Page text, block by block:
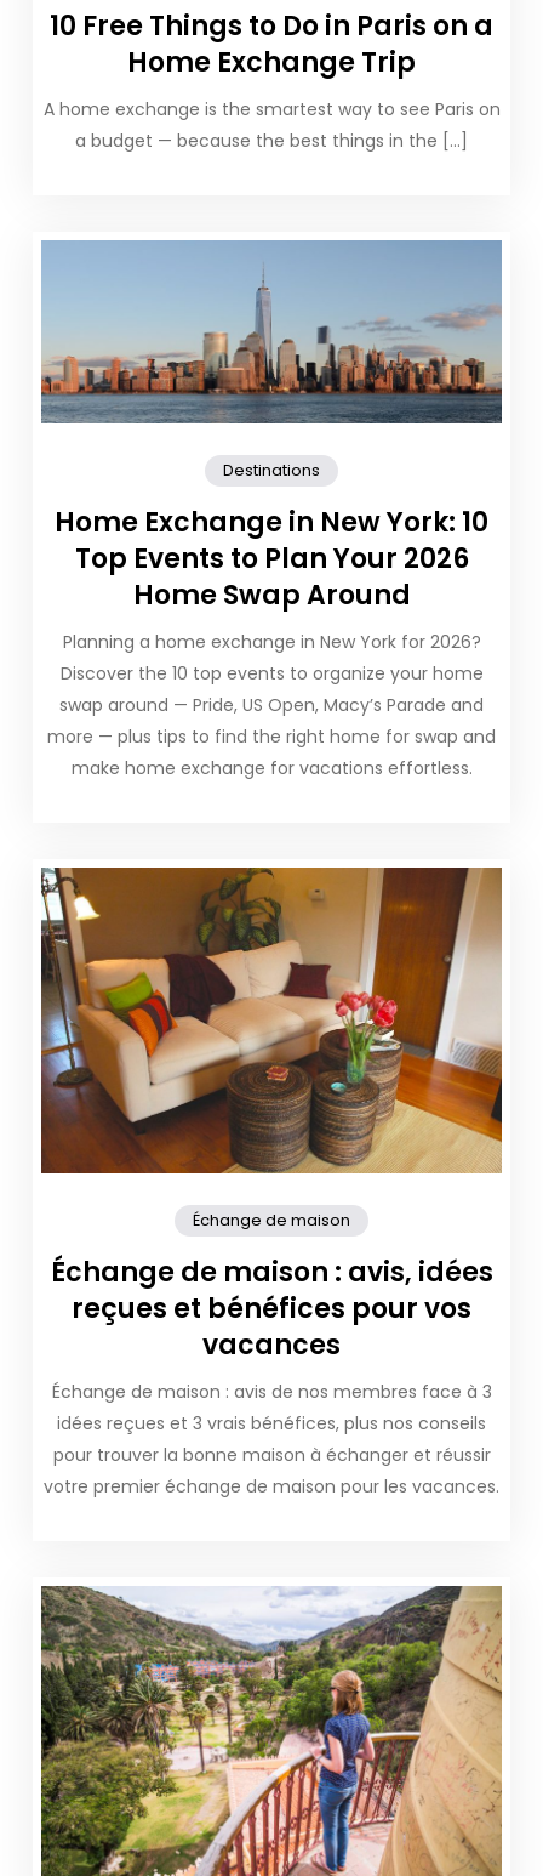
10 Free Things to Do in Paris on a
Home Exchange Trip
A home exchange is the smartest way to see Paris on
a budget — because the best things in the […]
Destinations
Home Exchange in New York: 10
Top Events to Plan Your 2026
Home Swap Around
Planning a home exchange in New York for 2026?
Discover the 10 top events to organize your home
swap around — Pride, US Open, Macy’s Parade and
more — plus tips to find the right home for swap and
make home exchange for vacations effortless.
Échange de maison
Échange de maison : avis, idées
reçues et bénéfices pour vos
vacances
Échange de maison : avis de nos membres face à 3
idées reçues et 3 vrais bénéfices, plus nos conseils
pour trouver la bonne maison à échanger et réussir
votre premier échange de maison pour les vacances.